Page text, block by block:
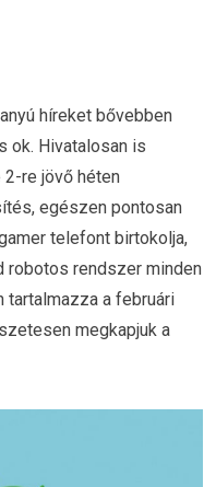
híreket bővebben
ok. Hivatalosan is
2-re jövő héten
egészen pontosan
telefont birtokolja,
robotos rendszer minden
tartalmazza a februári
megkapjuk a